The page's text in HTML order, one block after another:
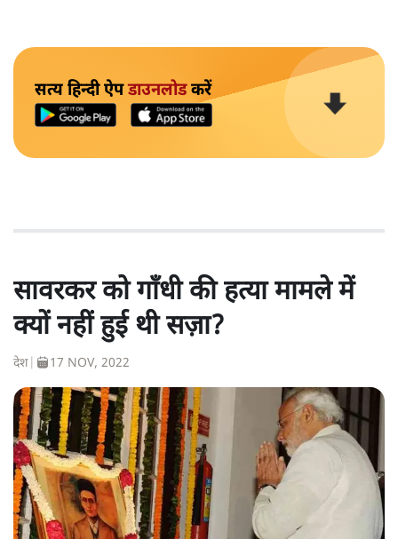
सत्य हिन्दी ऐपडाउनलोडकरें
सावरकर को गाँधी की हत्या मामले में
क्यों नहीं हुई थी सज़ा?
देश 17 NOV, 2022